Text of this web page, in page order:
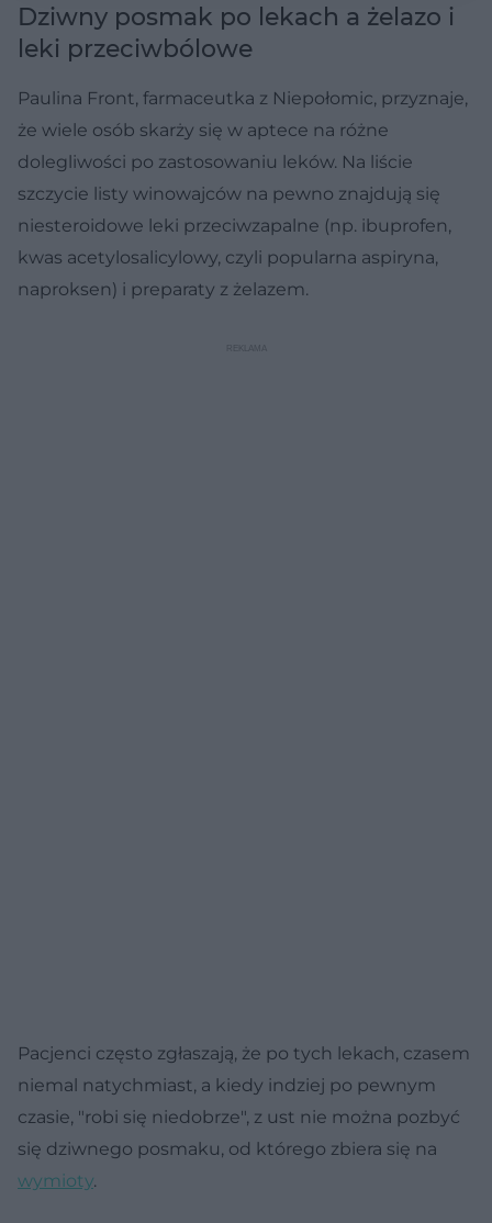
Dziwny posmak po lekach a żelazo i
leki przeciwbólowe
Paulina Front, farmaceutka z Niepołomic, przyznaje,
że wiele osób skarży się w aptece na różne
dolegliwości po zastosowaniu leków. Na liście
szczycie listy winowajców na pewno znajdują się
niesteroidowe leki przeciwzapalne (np. ibuprofen,
kwas acetylosalicylowy, czyli popularna aspiryna,
naproksen) i preparaty z żelazem.
Pacjenci często zgłaszają, że po tych lekach, czasem
niemal natychmiast, a kiedy indziej po pewnym
czasie, "robi się niedobrze", z ust nie można pozbyć
się dziwnego posmaku, od którego zbiera się na
wymioty.